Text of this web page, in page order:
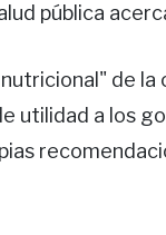
pública
de la
utilidad a los